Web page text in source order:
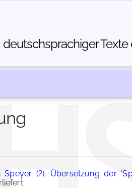
Speyer (?): Übersetzung der